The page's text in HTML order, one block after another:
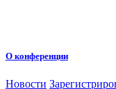
О конференции
Новости